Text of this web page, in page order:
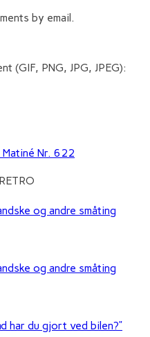
by email.
(GIF, PNG, JPG, JPEG):
Nr. 622
og andre småting
og andre småting
har du gjort ved bilen?”